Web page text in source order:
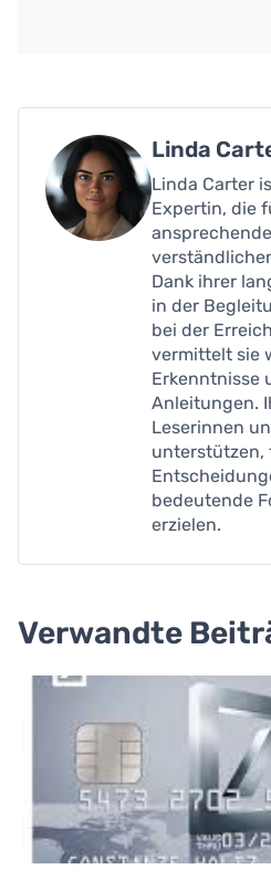
Linda
Linda Carter
Expertin, die
Dank ihrer
in der
bei der
vermittelt sie
Erkenntnisse
Anleitungen.
Leserinnen
unterstützen,
bedeutende
erzielen.
Verwandte